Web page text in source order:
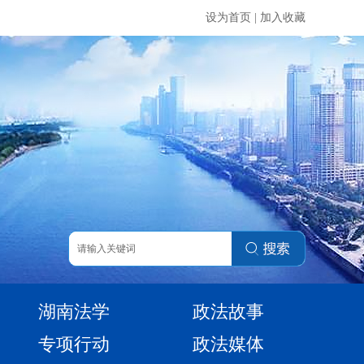
设为首页 加入收藏
湖南法学
政法故事
专项行动
政法媒体